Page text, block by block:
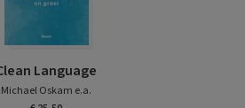
Language
Michael Oskam e.a.